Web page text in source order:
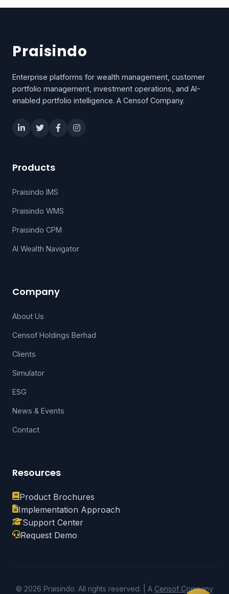
Praisindo
Enterprise platforms for wealth management, customer
portfolio management, investment operations, and AI-
enabled portfolio intelligence. A Censof Company.
Products
Praisindo IMS
Praisindo WMS
Praisindo CPM
AI Wealth Navigator
Company
About Us
Censof Holdings Berhad
Clients
Simulator
ESG
News & Events
Contact
Resources
Product Brochures
Implementation Approach
Support Center
Request Demo
© 2026 Praisindo. All rights reserved. | A Censof Company